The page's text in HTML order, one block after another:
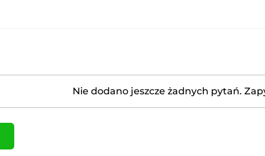
Nie dodano jeszcze żadnych pytań.